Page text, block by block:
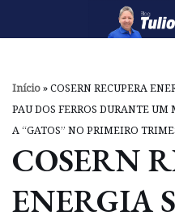
o
conteúdo
Início»COSERN RECUPERA
PAU DOS FERROS DURANTE
A “GATOS” NO PRIMEIRO
COSERN
ENERGIA